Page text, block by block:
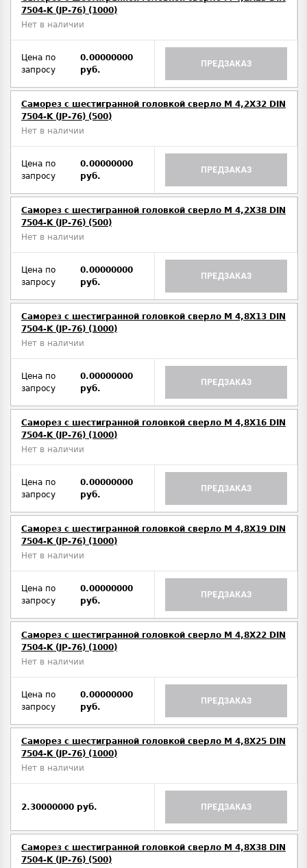
7504-K (JP-76) (1000)
Нет в наличии
Цена по
запросу
0.00000000
руб.
ПРЕДЗАКАЗ
Саморез с шестигранной головкой сверло М 4,2Х32 DIN
7504-K (JP-76) (500)
Нет в наличии
Цена по
запросу
0.00000000
руб.
ПРЕДЗАКАЗ
Саморез с шестигранной головкой сверло М 4,2Х38 DIN
7504-K (JP-76) (500)
Нет в наличии
Цена по
запросу
0.00000000
руб.
ПРЕДЗАКАЗ
Саморез с шестигранной головкой сверло М 4,8Х13 DIN
7504-K (JP-76) (1000)
Нет в наличии
Цена по
запросу
0.00000000
руб.
ПРЕДЗАКАЗ
Саморез с шестигранной головкой сверло М 4,8Х16 DIN
7504-K (JP-76) (1000)
Нет в наличии
Цена по
запросу
0.00000000
руб.
ПРЕДЗАКАЗ
Саморез с шестигранной головкой сверло М 4,8Х19 DIN
7504-K (JP-76) (1000)
Нет в наличии
Цена по
запросу
0.00000000
руб.
ПРЕДЗАКАЗ
Саморез с шестигранной головкой сверло М 4,8Х22 DIN
7504-K (JP-76) (1000)
Нет в наличии
Цена по
запросу
0.00000000
руб.
ПРЕДЗАКАЗ
Саморез с шестигранной головкой сверло М 4,8Х25 DIN
7504-K (JP-76) (1000)
Нет в наличии
2.30000000 руб. ПРЕДЗАКАЗ
Саморез с шестигранной головкой сверло М 4,8Х38 DIN
7504-K (JP-76) (500)